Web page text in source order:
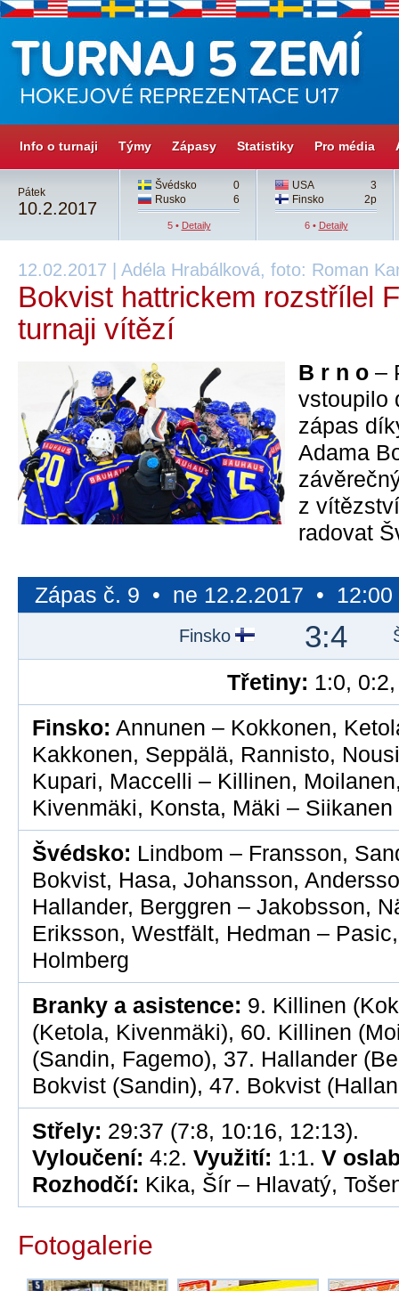
Info o turnaji Týmy Zápasy Statistiky Pro média
Pátek
10.2.2017
Švédsko
0
Rusko
6
5 • Detaily
USA
3
Finsko
2p
6 • Detaily
12.02.2017 | Adéla Hrabálková, foto: Roman
Bokvist hattrickem rozstřílel
turnaji vítězí
B r n o –
vstoupilo
zápas
Adama
z
radovat
Zápas č. 9 • ne 12.2.2017 •
Finsko 3:4
Třetiny: 1:0,
Finsko: Annunen – Kokkonen,
Kakkonen, Seppälä, Rannisto,
Kupari, Maccelli – Killinen,
Kivenmäki, Konsta, Mäki – Siikanen
Švédsko: Lindbom – Fransson,
Bokvist, Hasa, Johansson,
Hallander, Berggren – Jakobsson,
Eriksson, Westfält, Hedman –
Holmberg
Branky a asistence: 9. Killinen
(Ketola, Kivenmäki), 60. Killinen
(Sandin, Fagemo), 37. Hallander
Bokvist (Sandin), 47. Bokvist
Střely: 29:37 (7:8, 10:16, 12:13).
Vyloučení: 4:2. Využití: 1:1. V
Rozhodčí: Kika, Šír – Hlavatý,
Fotogalerie